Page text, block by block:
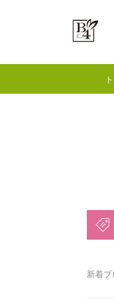
新着ブ